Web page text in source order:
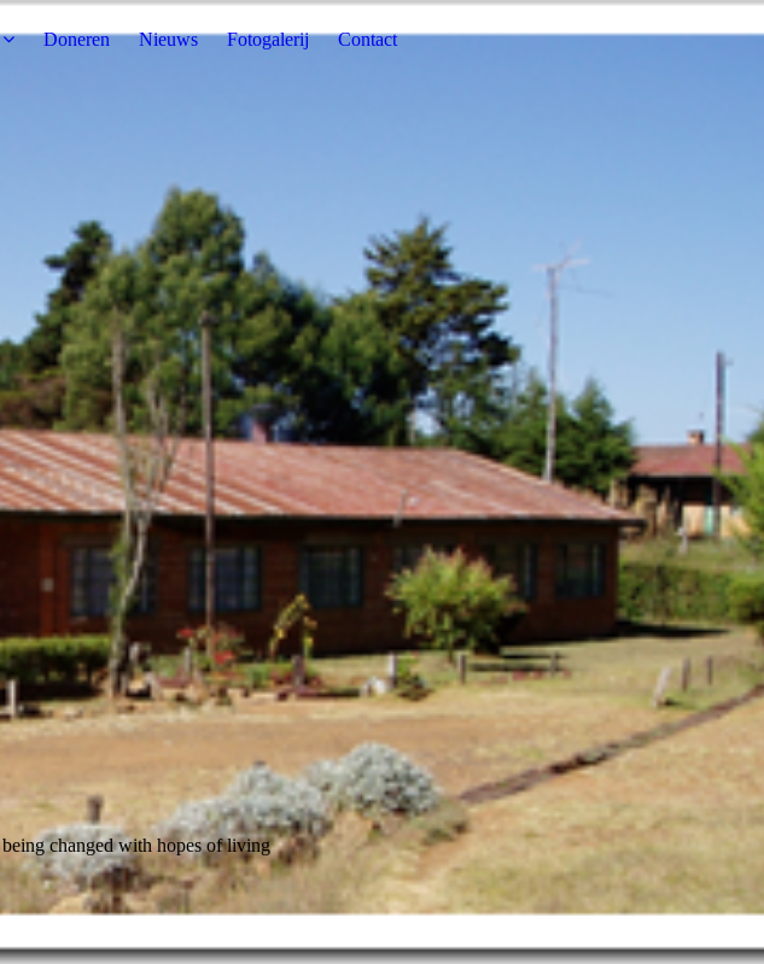
Doneren Nieuws Fotogalerij Contact
changed with hopes of living